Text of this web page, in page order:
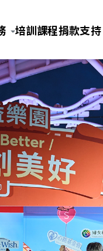
培訓課程捐款支持